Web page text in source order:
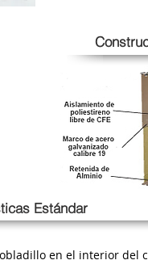
Estándar
en el interior